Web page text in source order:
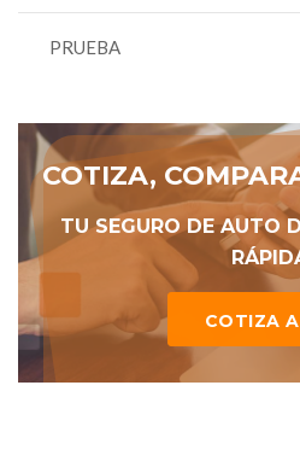
PRUEBA
COTIZA,
TU SEGURO DE AUTO
COTIZA